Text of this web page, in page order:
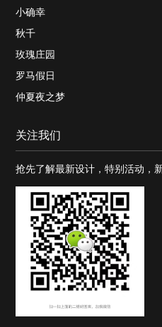
小确幸
秋千
玫瑰庄园
罗马假日
仲夏夜之梦
关注我们
抢先了解最新设计，特别活动，